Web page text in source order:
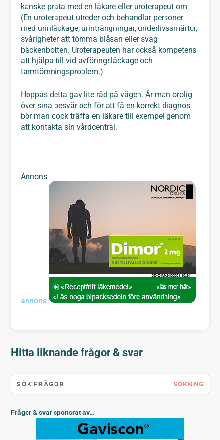
kanske prata med en läkare eller uroterapeut om
(En uroterapeut utreder och behandlar personer
med urinläckage, urinträngningar, underlivssmärtor,
svårigheter att tömma blåsan eller svag
bäckenbotten. Uroterapeuten har också kompetens
att hjälpa till vid avföringsläckage och
tarmtömningsproblem.)
Hoppas detta gav lite råd på vägen. Är man orolig
över sina besvär och för att få en korrekt diagnos
bör man dock träffa en läkare till exempel genom
att kontakta sin vårdcentral.
Annons
annons
Hitta liknande frågor & svar
Frågor & svar sponsrat av…